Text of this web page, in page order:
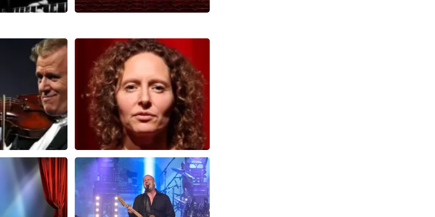
102+reviews
BEKIJKEN
Esther van der Voort
488 laatste 30 minuten
BESTEL NU